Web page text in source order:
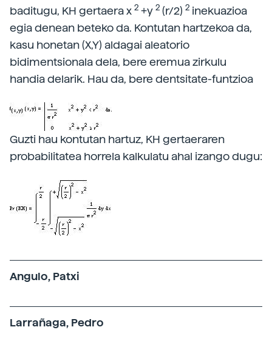
baditugu, KH gertaera x 2 +y 2 (r/2) 2 inekuazioa
egia denean beteko da. Kontutan hartzekoa da,
kasu honetan (X,Y) aldagai aleatorio
bidimentsionala dela, bere eremua zirkulu
handia delarik. Hau da, bere dentsitate-funtzioa
Guzti hau kontutan hartuz, KH gertaeraren
probabilitatea horrela kalkulatu ahal izango dugu:
Angulo, Patxi
Larrañaga, Pedro